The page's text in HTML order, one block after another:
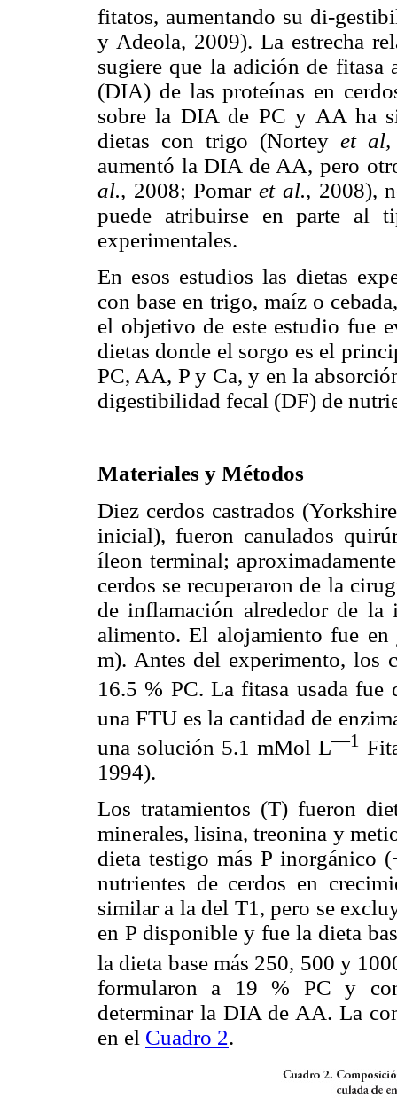
fitatos, aumentando su di-
y Adeola, 2009). La estrecha
sugiere que la adición de fitasa
(DIA) de las proteínas en
sobre la DIA de PC y AA ha
dietas con trigo (Nortey et al,
aumentó la DIA de AA, pero
al., 2008; Pomaret al., 2008),
puede atribuirse en parte al
experimentales.
En esos estudios las dietas
con base en trigo, maíz o
el objetivo de este estudio fue
dietas donde el sorgo es el
PC, AA, P y Ca, y en la
digestibilidad fecal (DF) de
Materiales y Métodos
Diez cerdos castrados
inicial), fueron canulados
íleon terminal;
cerdos se recuperaron de la
de inflamación alrededor de la
alimento. El alojamiento fue
m). Antes del experimento, los
16.5 % PC. La fitasa usada fue
una FTU es la cantidad de
una solución 5.1 mMol L—1
1994).
Los tratamientos (T) fueron
minerales, lisina, treonina y
dieta testigo más P inorgánico
nutrientes de cerdos en
similar a la del T1, pero se
en P disponible y fue la dieta
la dieta base más 250, 500 y
formularon a 19 % PC y
determinar la DIA de AA. La
en el Cuadro 2.